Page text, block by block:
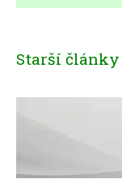
Starší články